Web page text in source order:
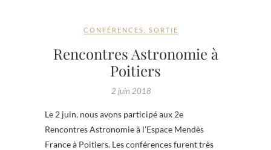
CONFÉRENCES SORTIE
Rencontres Astronomie à
Poitiers
2 juin 2018
Le 2 juin, nous avons participé aux 2e
Rencontres Astronomie à l’Espace Mendès
France à Poitiers. Les conférences furent très